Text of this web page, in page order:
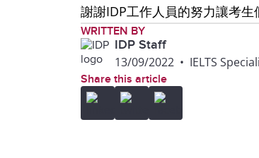
謝謝IDP工作人員的努力讓考生
WRITTEN BY
IDP Staff
13/09/2022 • IELTS
Share this article